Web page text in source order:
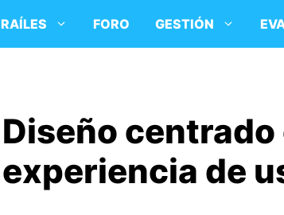
RAÍLES FORO GESTIÓN
Diseño
experiencia de